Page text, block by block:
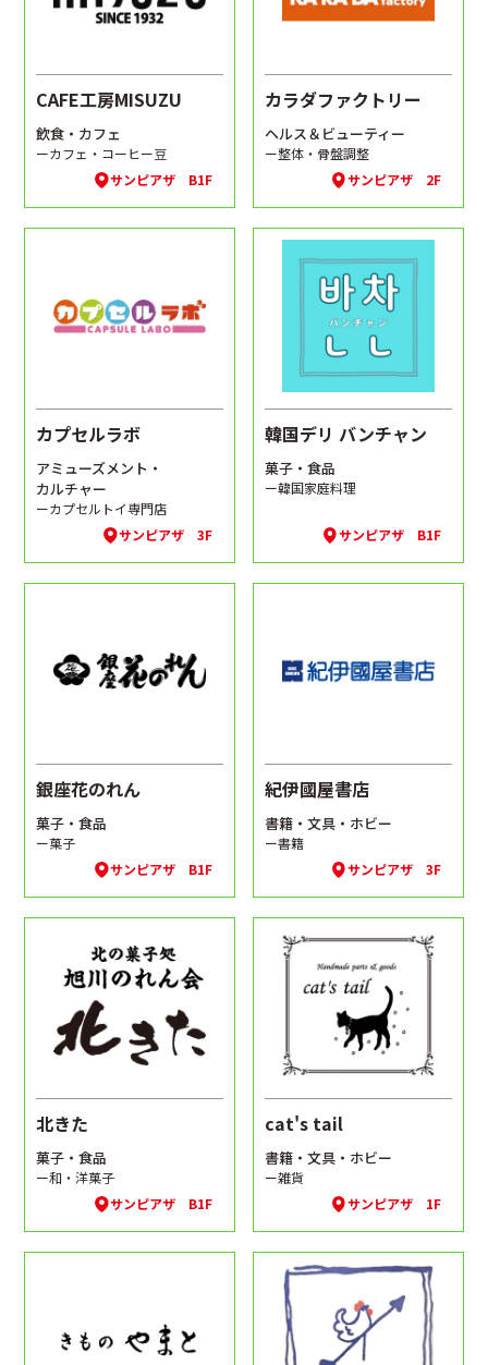
CAFE工房MISUZU
飲食・カフェ
ーカフェ・コーヒー豆
サンピアザ B1F
カラダファクトリー
ヘルス＆ビューティー
ー整体・骨盤調整
サンピアザ 2F
カプセルラボ
アミューズメント・
カルチャー
ーカプセルトイ専門店
サンピアザ 3F
韓国デリ バンチャン
菓子・食品
ー韓国家庭料理
サンピアザ B1F
銀座花のれん
菓子・食品
ー菓子
サンピアザ B1F
紀伊國屋書店
書籍・文具・ホビー
ー書籍
サンピアザ 3F
北きた
菓子・食品
ー和・洋菓子
サンピアザ B1F
cat's tail
書籍・文具・ホビー
ー雑貨
サンピアザ 1F